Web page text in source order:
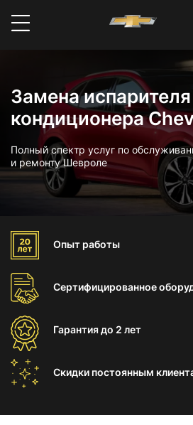
Замена испарителя
кондиционера
Полный спектр услуг по
и ремонту Шевроле
Опыт работы
Сертифицированное
Гарантиядо 2 лет
Скидки постоянным